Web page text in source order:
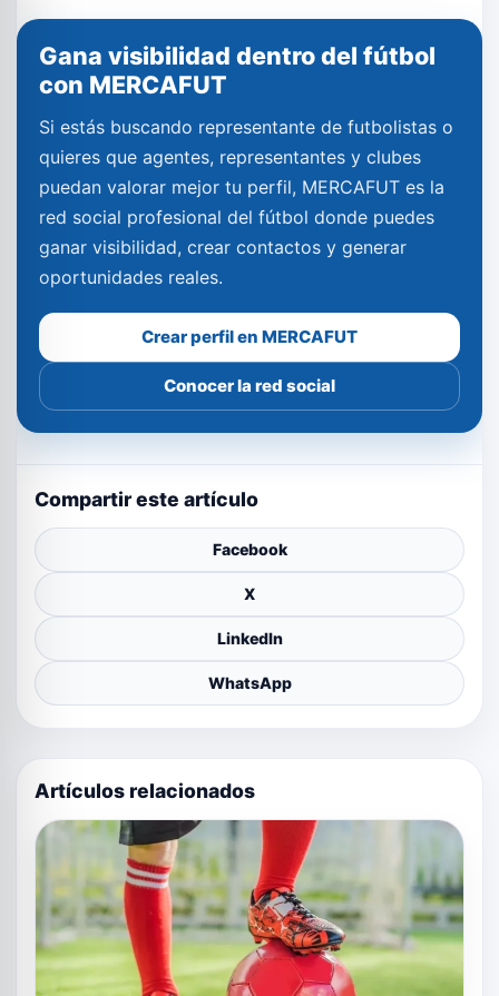
Gana visibilidad dentro del fútbol
con MERCAFUT
Si estás buscando representante de futbolistas o
quieres que agentes, representantes y clubes
puedan valorar mejor tu perfil, MERCAFUT es la
red social profesional del fútbol donde puedes
ganar visibilidad, crear contactos y generar
oportunidades reales.
Crear perfil en MERCAFUT
Conocer la red social
Compartir este artículo
Facebook
X
LinkedIn
WhatsApp
Artículos relacionados